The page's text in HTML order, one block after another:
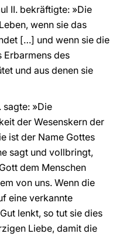
II. bekräftigte: »Die
wenn sie das
[…] und wenn sie die
Erbarmens des
und aus denen sie
sagte: »Die
der Wesenskern der
ist der Name Gottes
sagt und vollbringt,
dem Menschen
von uns. Wenn die
eine verkannte
lenkt, so tut sie dies
Liebe, damit die